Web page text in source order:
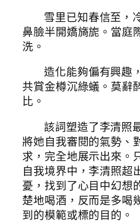
雪里已知春信至，
鼻臉半開嬌旖旎。當庭
洗。
造化能夠偏有興趣
共賞金樽沉綠蟻。莫辭
比。
該詞塑造了李清照
將她自我審閱的氣勢、
求，完全地展示出來。
自我境界中，李清照超
憂，找到了心目中幻想
楚地喝酒，反而是多喝
到的模範或標的目的。